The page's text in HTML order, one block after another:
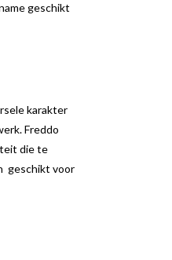
geschikt
karakter
Freddo
die te
geschikt voor